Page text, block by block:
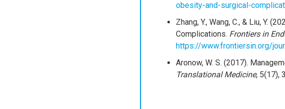
obesity-and-surgical-
Zhang, Y., Wang, C., & Liu, Y.
Complications. Frontiers in
https://www.frontiersin.org/
Aronow, W. S. (2017).
Translational Medicine, 5(17),